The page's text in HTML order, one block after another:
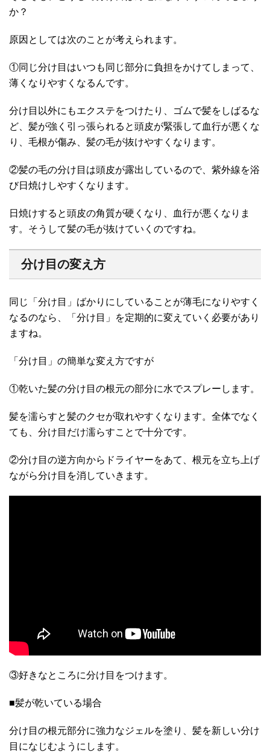
か？
原因としては次のことが考えられます。
①同じ分け目はいつも同じ部分に負担をかけてしまって、
薄くなりやすくなるんです。
分け目以外にもエクステをつけたり、ゴムで髪をしばるな
ど、髪が強く引っ張られると頭皮が緊張して血行が悪くな
り、毛根が傷み、髪の毛が抜けやすくなります。
②髪の毛の分け目は頭皮が露出しているので、紫外線を浴
び日焼けしやすくなります。
日焼けすると頭皮の角質が硬くなり、血行が悪くなりま
す。そうして髪の毛が抜けていくのですね。
分け目の変え方
同じ「分け目」ばかりにしていることが薄毛になりやすく
なるのなら、「分け目」を定期的に変えていく必要があり
ますね。
「分け目」の簡単な変え方ですが
①乾いた髪の分け目の根元の部分に水でスプレーします。
髪を濡らすと髪のクセが取れやすくなります。全体でなく
ても、分け目だけ濡らすことで十分です。
②分け目の逆方向からドライヤーをあて、根元を立ち上げ
ながら分け目を消していきます。
③好きなところに分け目をつけます。
■髪が乾いている場合
分け目の根元部分に強力なジェルを塗り、髪を新しい分け
目になじむようにします。